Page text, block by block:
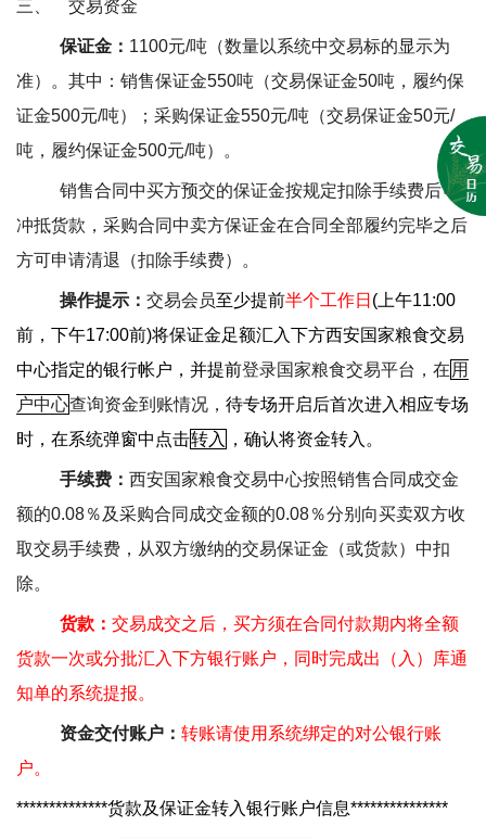
三、 交易资金
保证金： 1100元/吨（数量以系统中交易标的显示为
准）。其中：销售保证金550吨（交易保证金50吨，履约保
证金500元/吨）；采购保证金550元/吨（交易保证金50元/
吨，履约保证金500元/吨）。
销售合同中买方预交的保证金按规定扣除手续费后可
冲抵货款，采购合同中卖方保证金在合同全部履约完毕之后
方可申请清退（扣除手续费）。
操作提示： 交易会员至少提前半个工作日 ( 上午11:00
前，下午17:00前)将保证金足额汇入下方西安国家粮食交易
中心指定的银行帐户，并提前登录国家粮食交易平台，在 用
户中心查询资金到账情况， 待专场开启后首次进入相应专场
时，在系统弹窗中点击转入 ，确认将资金转入。
手续费： 西安国家粮食交易中心按照销售合同成交金
额的0.08％及采购合同成交金额的0.08％分别向买卖双方收
取交易手续费，从双方缴纳的交易保证金（或货款）中扣
除。
货款： 交易成交之后，买方须在合同付款期内将全额
货款一次或分批汇入下方银行账户，同时完成出（入）库通
知单的系统提报。
资金交付账户： 转账请使用系统绑定的对公银行账
户。
**************货款及保证金转入银行账户信息***************